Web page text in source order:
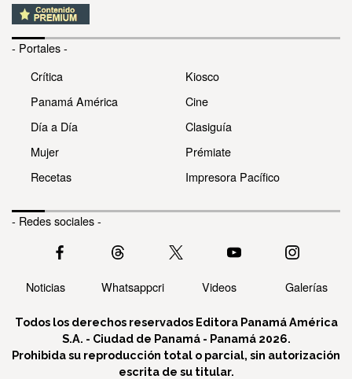
- Portales -
Crítica
Panamá América
Día a Día
Mujer
Recetas
Kiosco
Cine
Clasiguía
Prémiate
Impresora Pacífico
- Redes sociales -
Noticias Whatsappcri Videos Galerías
Todos los derechos reservados Editora Panamá América
S.A. - Ciudad de Panamá - Panamá 2026.
Prohibida su reproducción total o parcial, sin autorización
escrita de su titular.